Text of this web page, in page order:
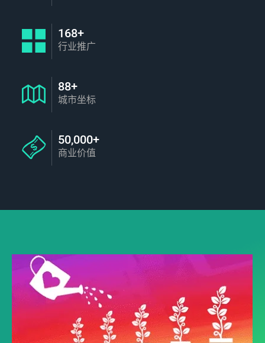
168+
行业推广
88+
城市坐标
50,000+
商业价值